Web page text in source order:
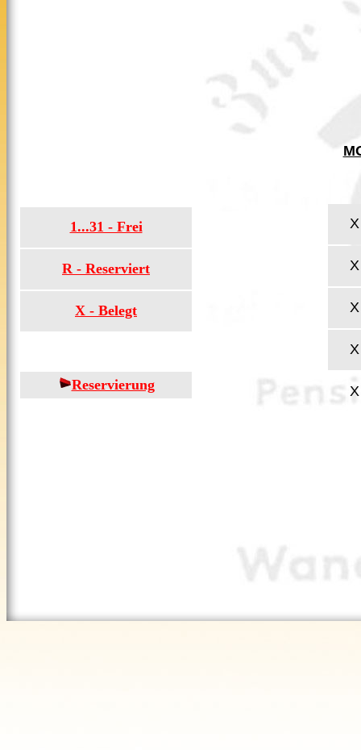
1...31 - Frei
R - Reserviert
X - Belegt
Reservierung
X
X
X
X
X